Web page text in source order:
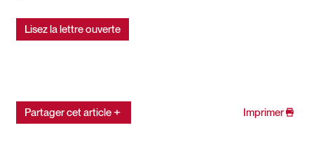
Lisez la lettre ouverte
Partager cet article Imprimer